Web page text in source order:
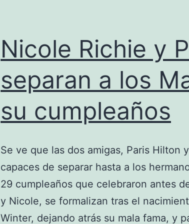
Nicole Richie y
separan a los
su cumpleaños
Se ve que las dos amigas, Paris Hilton
capaces de separar hasta a los
29 cumpleaños que celebraron antes
y Nicole, se formalizan tras el
Winter, dejando atrás su mala fama, y